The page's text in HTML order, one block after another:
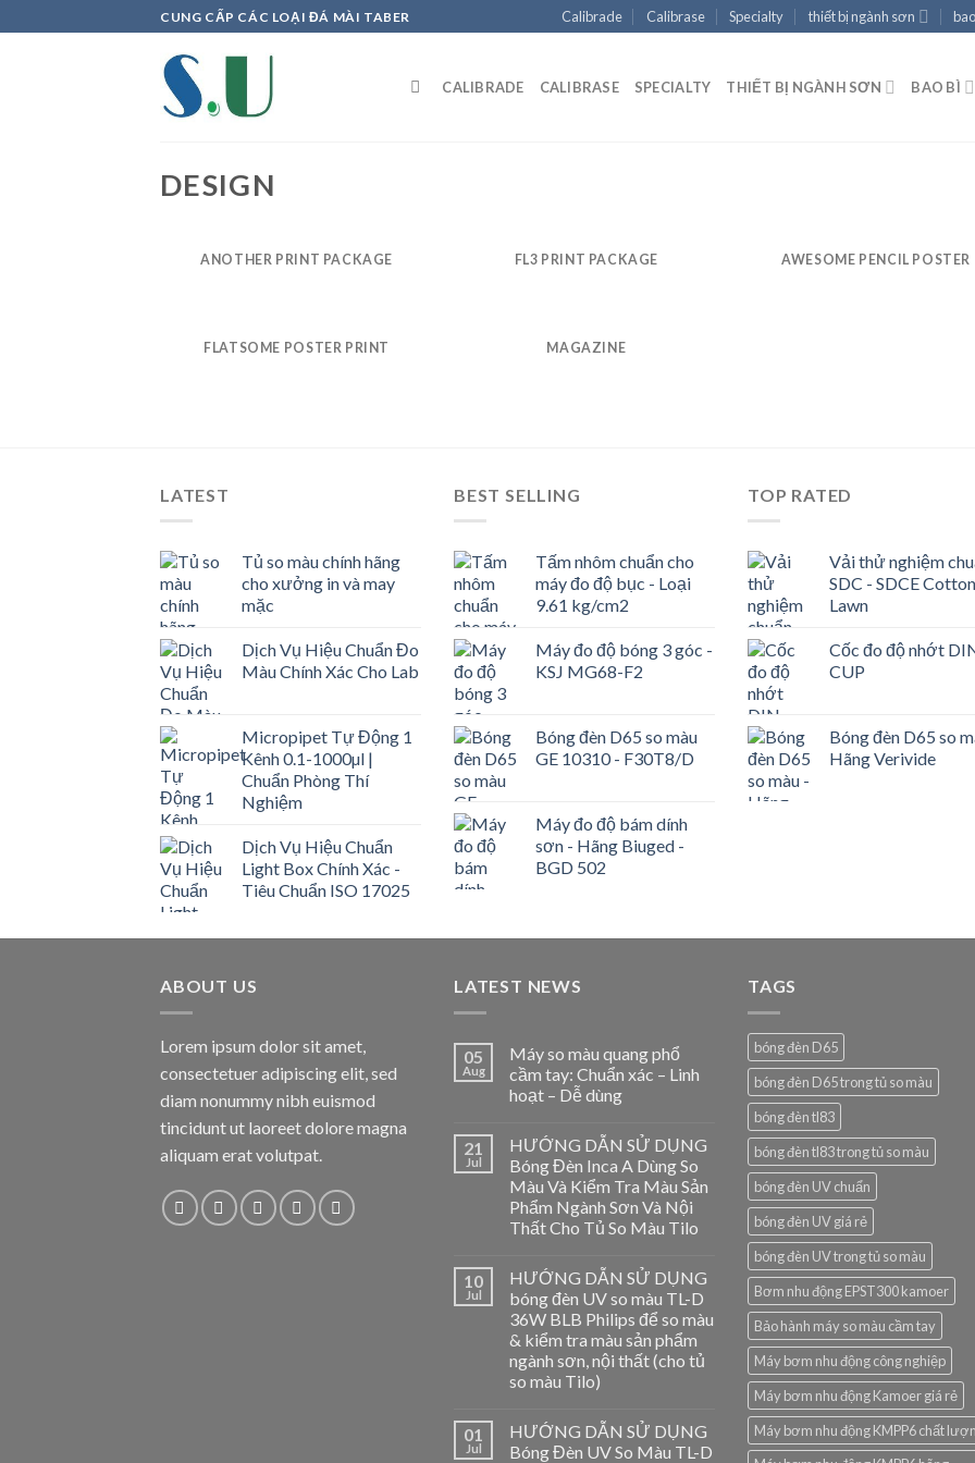
to
CUNG CẤP CÁC LOẠI ĐÁ MÀI TABER Calibrade Calibrase Specialty thiết bị ngành sơn
CALIBRADE CALIBRASE SPECIALTY THIẾT BỊ NGÀNH SƠN BAO BÌ
DESIGN
ANOTHER PRINT PACKAGE FL3 PRINT PACKAGE AWESOME PENCIL POSTER
FLATSOME POSTER PRINT MAGAZINE
LATEST
Tủ so màu chính hãng
cho xưởng in và may
mặc
Dịch Vụ Hiệu Chuẩn Đo
Màu Chính Xác Cho Lab
Micropipet Tự Động 1
Kênh 0.1-1000µl |
Chuẩn Phòng Thí
Nghiệm
Dịch Vụ Hiệu Chuẩn
Light Box Chính Xác -
Tiêu Chuẩn ISO 17025
BEST SELLING
Tấm nhôm chuẩn cho
máy đo độ bục - Loại
9.61 kg/cm2
Máy đo độ bóng 3 góc -
KSJ MG68-F2
Bóng đèn D65 so màu
GE 10310 - F30T8/D
Máy đo độ bám dính
sơn - Hãng Biuged -
BGD 502
TOP RATED
Vải thử nghiệm
SDC - SDCE Cotton
Lawn
Cốc đo độ nhớt
CUP
Bóng đèn D65 so
Hãng Verivide
ABOUT US
Lorem ipsum dolor sit amet,
consectetuer adipiscing elit, sed
diam nonummy nibh euismod
tincidunt ut laoreet dolore magna
aliquam erat volutpat.
LATEST NEWS
05
Aug
Máy so màu quang phổ
cầm tay: Chuẩn xác – Linh
hoạt – Dễ dùng
21
Jul
HƯỚNG DẪN SỬ DỤNG
Bóng Đèn Inca A Dùng So
Màu Và Kiểm Tra Màu Sản
Phẩm Ngành Sơn Và Nội
Thất Cho Tủ So Màu Tilo
10
Jul
HƯỚNG DẪN SỬ DỤNG
bóng đèn UV so màu TL-D
36W BLB Philips để so màu
& kiểm tra màu sản phẩm
ngành sơn, nội thất (cho tủ
so màu Tilo)
01
Jul
HƯỚNG DẪN SỬ DỤNG
Bóng Đèn UV So Màu TL-D
TAGS
bóng đèn D65
bóng đèn D65 trong tủ so màu
bóng đèn tl83
bóng đèn tl83 trong tủ so màu
bóng đèn UV chuẩn
bóng đèn UV giá rẻ
bóng đèn UV trong tủ so màu
Bơm nhu động EPST300 kamoer
Bảo hành máy so màu cầm tay
Máy bơm nhu động công nghiệp
Máy bơm nhu động Kamoer giá rẻ
Máy bơm nhu động KMPP6 chất